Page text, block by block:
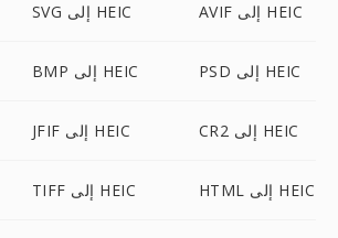
SVG إلى HEIC AVIF إلى HEIC
BMP إلى HEIC PSD إلى HEIC
JFIF إلى HEIC CR2 إلى HEIC
TIFF إلى HEIC HTML إلى HEIC